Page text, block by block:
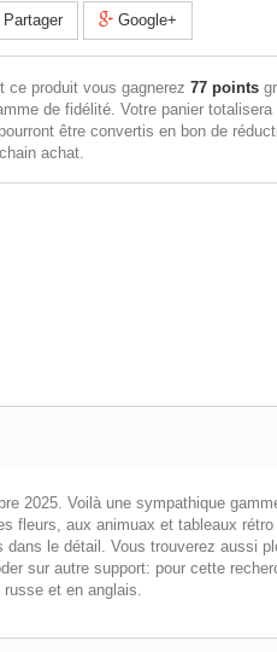
Partager Google+
ce produit vous gagnerez 77 points
de fidélité. Votre panier totalisera
être convertis en bon de
achat.
2025. Voilà une sympathique
aux animuax et tableaux
le détail. Vous trouverez aussi
sur autre support: pour cette
et en anglais.